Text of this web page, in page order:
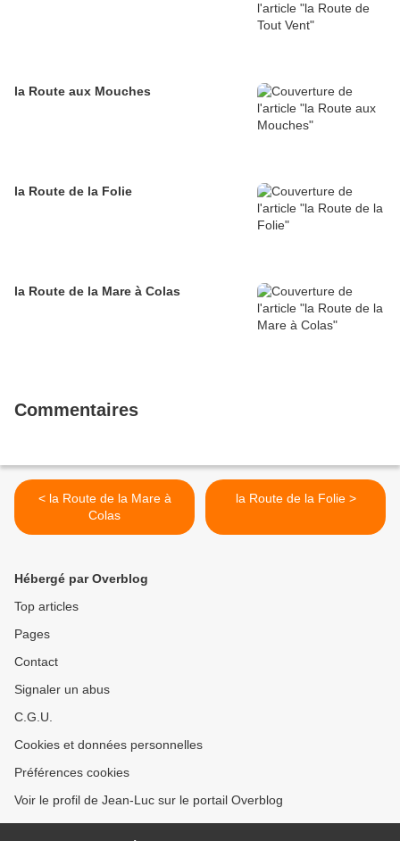
la Route aux Mouches
la Route de la Folie
la Route de la Mare à Colas
Commentaires
< la Route de la Mare à
Colas
la Route de la Folie >
Hébergé par Overblog
Top articles
Pages
Contact
Signaler un abus
C.G.U.
Cookies et données personnelles
Préférences cookies
Voir le profil de Jean-Luc sur le portail Overblog